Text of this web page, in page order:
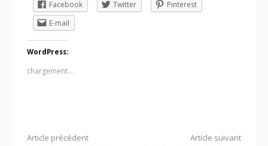
Facebook Twitter
Pinterest
E-mail
WordPress:
chargement…
Article précédent Article suivant